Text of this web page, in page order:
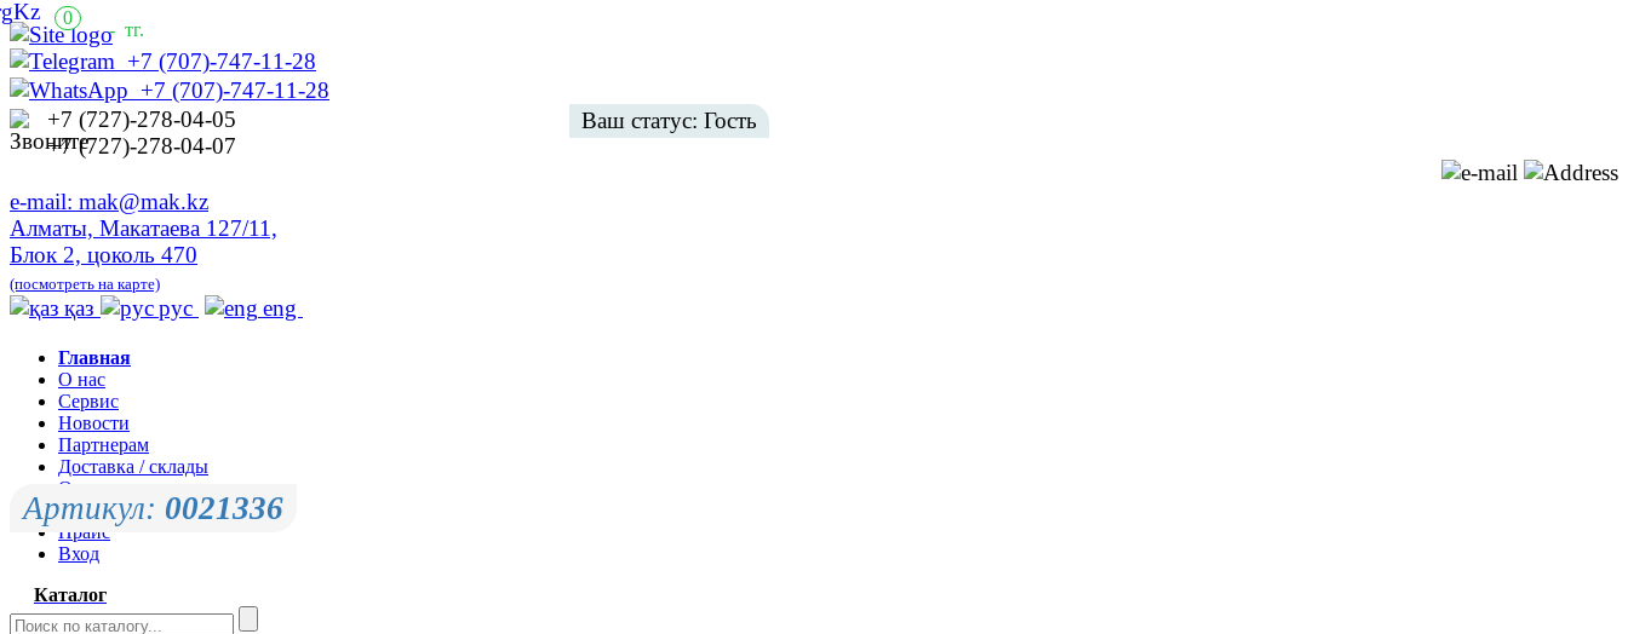
+7 (707)-747-11-28
+7 (707)-747-11-28
+7 (727)-278-04-05
+7 (727)-278-04-07
e-mail: mak@mak.kz
Алматы, Макатаева 127/11,
Блок 2, цоколь 470
(посмотреть на карте)
рус
қаз eng
Ваш статус: Гость
Главная
О нас
Сервис
Новости
Партнерам
Доставка / склады
Оплата
Контакты
Прайс
Вход
Каталог
0
- тг.
Артикул: 0021336